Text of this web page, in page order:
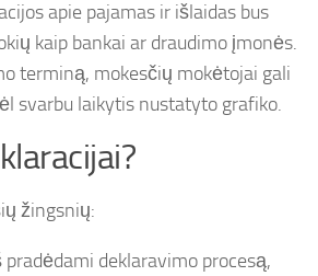
apie pajamas ir išlaidas bus
kaip bankai ar draudimo įmonės.
terminą, mokesčių mokėtojai gali
svarbu laikytis nustatyto grafiko.
žingsnių:
pradėdami deklaravimo procesą,